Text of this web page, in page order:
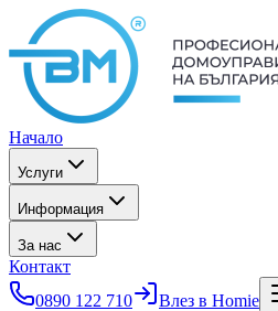
Начало
Услуги
Информация
За нас
Контакт
0890 122 710
Влез в Homie